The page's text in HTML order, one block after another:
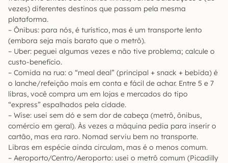
vezes) diferentes destinos que passam pela mesma
plataforma.
– Ônibus: para nós, é turístico, mas é um transporte lento
(embora seja mais barato que o metrô).
– Uber: peguei algumas vezes e não tive problema; calcule o
custo-benefício.
– Comida na rua: o “meal deal” (principal + snack + bebida) é
o lanche/refeição mais em conta e fácil de achar. Entre 5 e 7
libras, você compra um em lojas e mercados do tipo
“express” espalhados pela cidade.
– Wise: usei sem dó e sem dor de cabeça (metrô, ônibus,
comércio em geral). Às vezes a máquina pedia para inserir o
cartão, mas era raro. Nomad serviu bem no transporte.
Libras em espécie ainda circulam, mas é o menos comum.
– Aeroporto/Centro/Aeroporto: usei o metrô comum (Picadilly